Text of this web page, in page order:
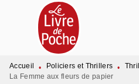
MENU RECHERCHE
PIED DE PAGE
Accueil • Policiers et Thrillers •
La Femme aux fleurs de papier